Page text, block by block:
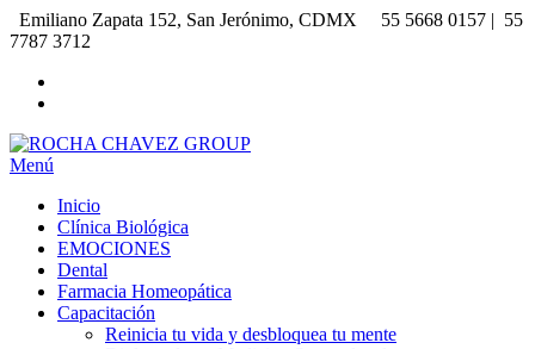
Saltar
al
Emiliano Zapata 152, San Jerónimo, CDMX 55 5668 0157 | 55
7787 3712
Diplomados | Cursos | Talleres
Menú
Inicio
Clínica Biológica
EMOCIONES
Dental
Farmacia Homeopática
Capacitación
Reinicia tu vida y desbloquea tu mente